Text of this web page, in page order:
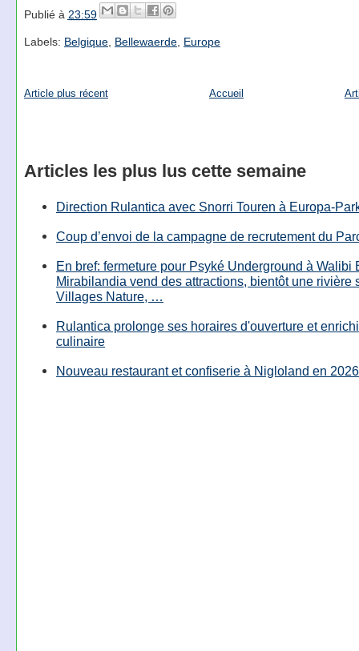
Publié à 23:59
Labels: Belgique, Bellewaerde, Europe
Article plus récent Accueil
Articles les plus lus cette semaine
Direction Rulantica avec Snorri Touren à Europa-
Coup d’envoi de la campagne de recrutement du
En bref: fermeture pour Psyké Underground à Walibi
Mirabilandia vend des attractions, bientôt une rivière
Villages Nature, …
Rulantica prolonge ses horaires d'ouverture et
culinaire
Nouveau restaurant et confiserie à Nigloland en 2026